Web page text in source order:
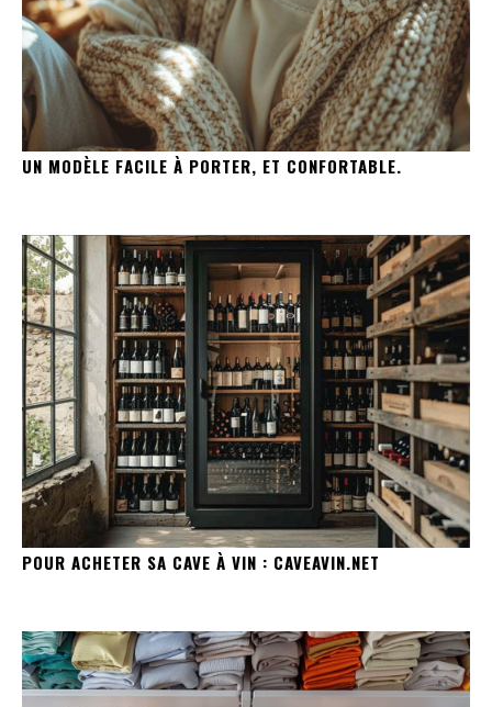
UN MODÈLE FACILE À PORTER, ET CONFORTABLE.
POUR ACHETER SA CAVE À VIN : CAVEAVIN.NET